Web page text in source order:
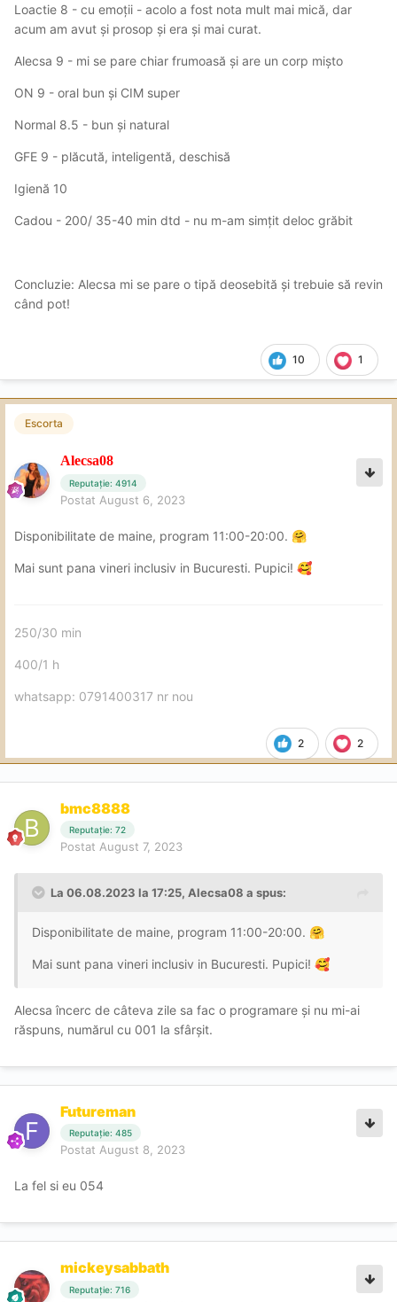
Loactie 8 - cu emoții - acolo a fost nota mult mai mică, dar
acum am avut și prosop și era și mai curat.
Alecsa 9 - mi se pare chiar frumoasă și are un corp mișto
ON 9 - oral bun și CIM super
Normal 8.5 - bun și natural
GFE 9 - plăcută, inteligentă, deschisă
Igienă 10
Cadou - 200/ 35-40 min dtd - nu m-am simțit deloc grăbit
Concluzie: Alecsa mi se pare o tipă deosebită și trebuie să revin
când pot!
10 1
Escorta
Alecsa08
Reputație: 4914
Postat August 6, 2023
Disponibilitate de maine, program 11:00-20:00. 🤗
Mai sunt pana vineri inclusiv in Bucuresti. Pupici! 🥰
2 2
250/30 min
400/1 h
whatsapp: 0791400317 nr nou
bmc8888
Reputație: 72
Postat August 7, 2023
La 06.08.2023 la 17:25, Alecsa08 a spus:
Disponibilitate de maine, program 11:00-20:00. 🤗
Mai sunt pana vineri inclusiv in Bucuresti. Pupici! 🥰
Alecsa încerc de câteva zile sa fac o programare și nu mi-ai
răspuns, numărul cu 001 la sfârșit.
Futureman
Reputație: 485
Postat August 8, 2023
La fel si eu 054
mickeysabbath
Reputație: 716